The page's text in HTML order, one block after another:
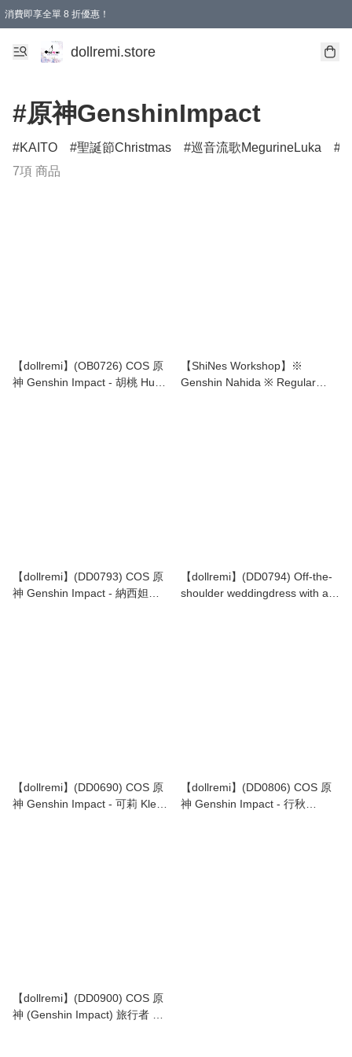
消費即享全單 8 折優惠！
購物滿 HKD 1500.00即享免運費優惠！（適用於 本地送貨、本地取貨、國際送貨 )
dollremi.store
#原神GenshinImpact
KAITO 聖誕節Christmas 巡音流歌MegurineLuka
7項 商品
【dollremi】(OB0726) COS 原
神 Genshin Impact - 胡桃 Hu
【ShiNes Workshop】※
Genshin Nahida ※ Regular
【dollremi】(DD0793) COS 原
神 Genshin Impact - 納西妲
【dollremi】(DD0794) Off-the-
shoulder weddingdress with a
【dollremi】(DD0690) COS 原
神 Genshin Impact - 可莉 Klee
【dollremi】(DD0806) COS 原
神 Genshin Impact - 行秋
【dollremi】(DD0900) COS 原
神 (Genshin Impact) 旅行者 熒